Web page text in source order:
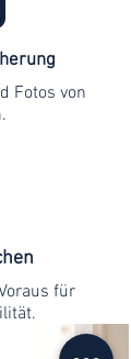
Fotos von
für